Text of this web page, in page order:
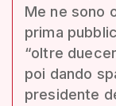
Me ne sono
prima
“oltre
poi dando
presidente